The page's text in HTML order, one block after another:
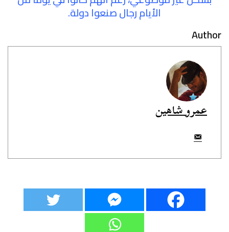
الأيام رجال صنعوا دولة.
Author
عمرو شاهين